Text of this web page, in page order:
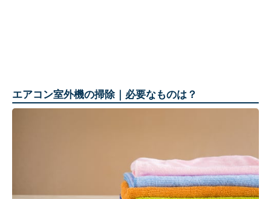
エアコン室外機の掃除｜必要なものは？